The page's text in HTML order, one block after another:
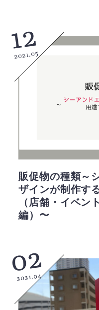
12
2021.05
販促物の種類～
ザインが制作す
（店舗・イベン
編）〜
02
2021.04